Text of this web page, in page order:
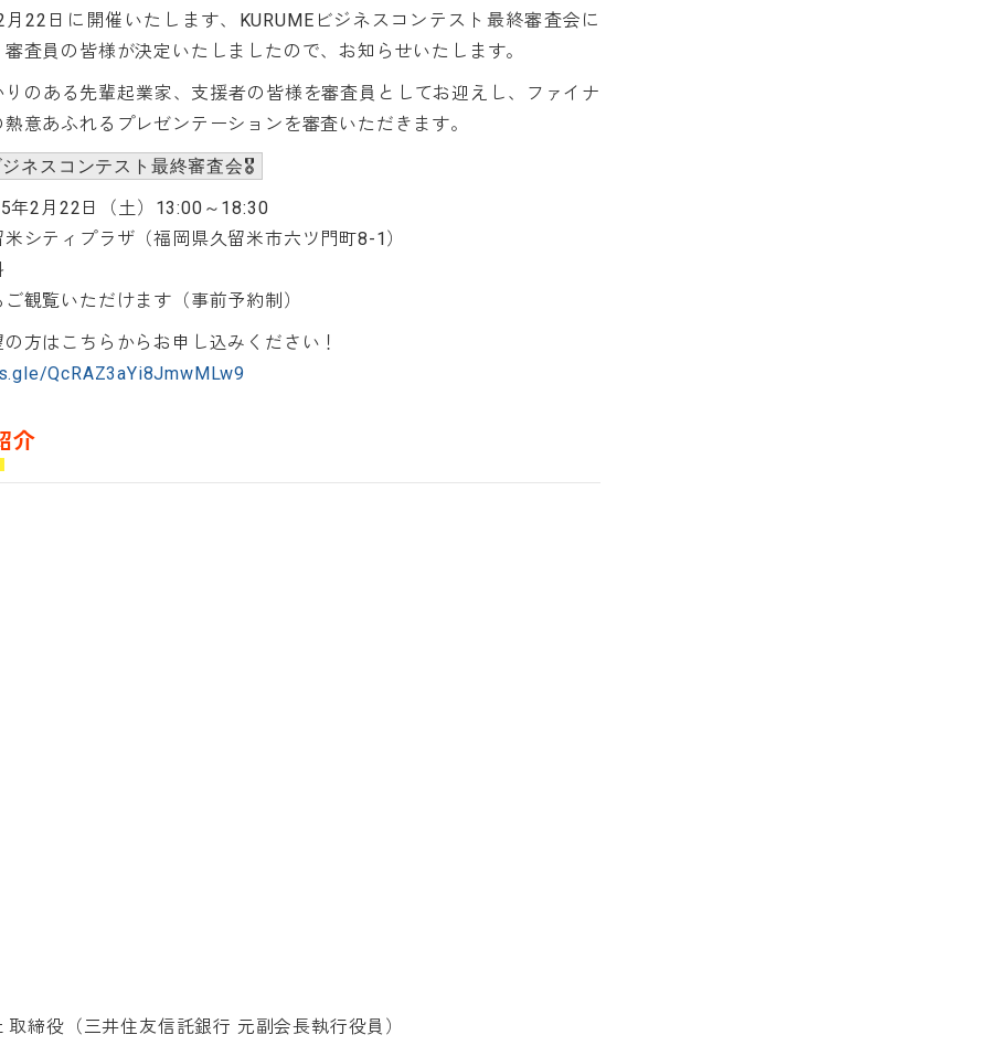
22日に開催いたします、KURUMEビジネスコンテスト最終審査会に
査員の皆様が決定いたしましたので、お知らせいたします。
りのある先輩起業家、支援者の皆様を審査員としてお迎えし、ファイナ
熱意あふれるプレゼンテーションを審査いただきます。
ジネスコンテスト最終審査会🎖️
2月22日（土）13:00～18:30
シティプラザ（福岡県久留米市六ツ門町8-1）
観覧いただけます（事前予約制）
方はこちらからお申し込みください！
QcRAZ3aYi8JmwMLw9
介
取締役（三井住友信託銀行 元副会長執行役員）